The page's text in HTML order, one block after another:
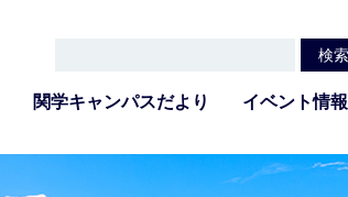
関学キャンパスだより イベント情報